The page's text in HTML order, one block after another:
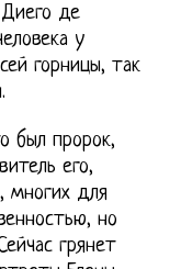
де
у
горницы, так
был пророк,
его,
многих для
но
грянет